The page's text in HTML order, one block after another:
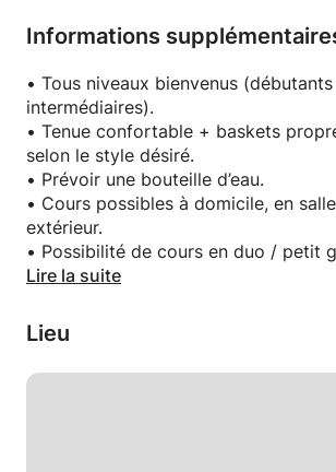
Chaque séance inclut :
– échauffement
– apprentissage de mouvements
– chorégraphie adaptée à ton niveau
– conseils personnalisés pour
Options : cours particuliers, duo, ou
(2–5 personnes).
Je me déplace au Luxembourg
extérieur).
Objectif : te faire progresser
Informations
• Tous niveaux bienvenus (débutants
intermédiaires).
• Tenue confortable + baskets
selon le style désiré.
• Prévoir une bouteille d’eau.
• Cours possibles à domicile, en
extérieur.
• Possibilité de cours en duo / petit
pers).
Lire la suite
Lieu